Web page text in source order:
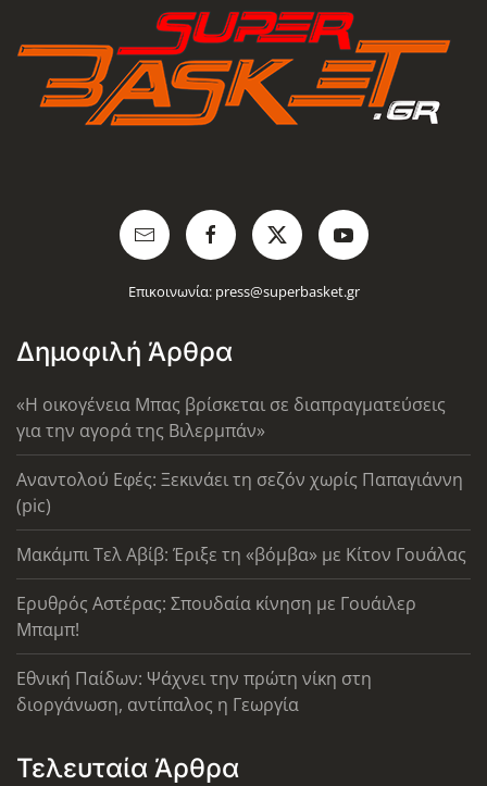
Επικοινωνία: press@superbasket.gr
Δημοφιλή Άρθρα
«Η οικογένεια Μπας βρίσκεται σε διαπραγματεύσεις
για την αγορά της Βιλερμπάν»
Αναντολού Εφές: Ξεκινάει τη σεζόν χωρίς Παπαγιάννη
(pic)
Μακάμπι Τελ Αβίβ: Έριξε τη «βόμβα» με Κίτον Γουάλας
Ερυθρός Αστέρας: Σπουδαία κίνηση με Γουάιλερ
Μπαμπ!
Εθνική Παίδων: Ψάχνει την πρώτη νίκη στη
διοργάνωση, αντίπαλος η Γεωργία
Τελευταία Άρθρα